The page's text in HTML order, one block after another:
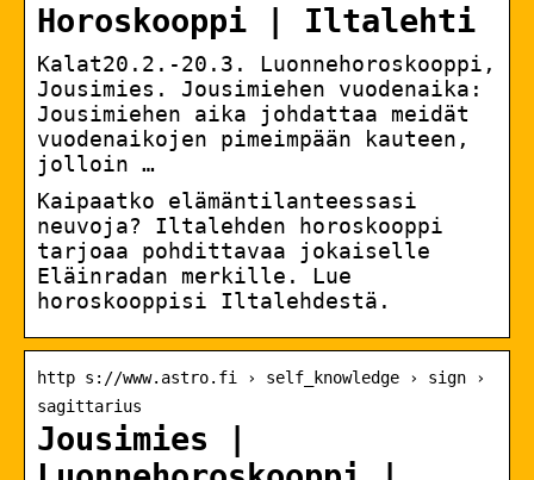
Horoskooppi | Iltalehti
Kalat20.2.-20.3. Luonnehoroskooppi,
Jousimies. Jousimiehen vuodenaika:
Jousimiehen aika johdattaa meidät
vuodenaikojen pimeimpään kauteen,
jolloin …
Kaipaatko elämäntilanteessasi
neuvoja? Iltalehden horoskooppi
tarjoaa pohdittavaa jokaiselle
Eläinradan merkille. Lue
horoskooppisi Iltalehdestä.
http s://www.astro.fi › self_knowledge › sign ›
sagittarius
Jousimies |